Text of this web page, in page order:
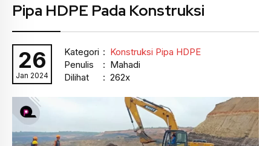
Pipa HDPE Pada Konstruksi
26
Jan 2024
Kategori : Konstruksi Pipa HDPE
Penulis
: Mahadi
Dilihat
: 262x